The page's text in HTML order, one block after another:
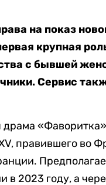
на показ
крупная
с бывшей
Сервис
правившего во
в 2023 году, а